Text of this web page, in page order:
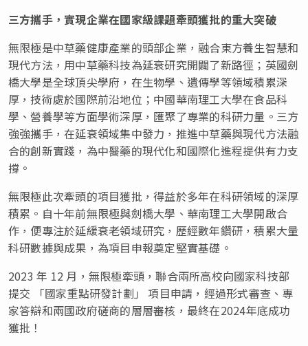
三方攜手，實現企業在國家級課題牽頭獲批的重大突破
無限極是中草藥健康產業的頭部企業，融合東方養生智慧和
現代方法，用中草藥科技為延衰研究開闢了新路徑；英國劍
橋大學是全球頂尖學府，在生物學、遺傳學等領域積累深
厚，技術處於國際前沿地位；中國華南理工大學在食品科
學、營養學等方面學術深厚，匯聚了專業的科研力量。三方
強強攜手，在延衰領域集中發力，推進中草藥與現代方法融
合的創新實踐，為中醫藥的現代化和國際化進程提供有力支
撐。
無限極此次牽頭的項目獲批，得益於多年在科研領域的深厚
積累。自十年前無限極與劍橋大學、華南理工大學開啟合
作，便專注於延緩衰老領域研究，歷經數年鑽研，積累大量
科研數據與成果，為項目申報奠定堅實基礎。
2023 年 12 月，無限極牽頭，聯合兩所高校向國家科技部
提交 「國家重點研發計劃」 項目申請，經過形式審查、專
家答辯和兩國政府磋商的層層審核，最終在2024年底成功
獲批！